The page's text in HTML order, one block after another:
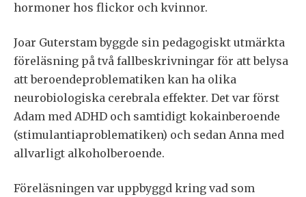
hormoner hos flickor och kvinnor.
Joar Guterstam byggde sin pedagogiskt utmärkta
föreläsning på två fallbeskrivningar för att belysa
att beroendeproblematiken kan ha olika
neurobiologiska cerebrala effekter. Det var först
Adam med ADHD och samtidigt kokainberoende
(stimulantiaproblematiken) och sedan Anna med
allvarligt alkoholberoende.
Föreläsningen var uppbyggd kring vad som